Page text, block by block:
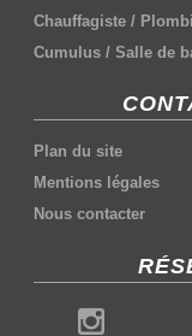
Chauffagiste /
Cumulus /Salle de
Plan du site
Mentions légales
Nous contacter